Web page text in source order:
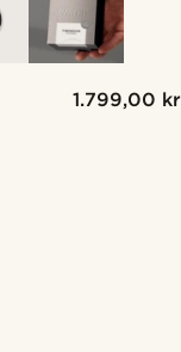
1.799,00 kr